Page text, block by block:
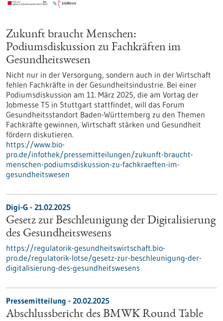
Zukunft braucht Menschen:
Podiumsdiskussion zu Fachkräften im
Gesundheitswesen
Nicht nur in der Versorgung, sondern auch in der Wirtschaft
fehlen Fachkräfte in der Gesundheitsindustrie. Bei einer
Podiumsdiskussion am 11. März 2025, die am Vortag der
Jobmesse T5 in Stuttgart stattfindet, will das Forum
Gesundheitsstandort Baden-Württemberg zu den Themen
Fachkräfte gewinnen, Wirtschaft stärken und Gesundheit
fördern diskutieren.
https://www.bio-
pro.de/infothek/pressemitteilungen/zukunft-braucht-
menschen-podiumsdiskussion-zu-fachkraeften-im-
gesundheitswesen
Digi-G - 21.02.2025
Gesetz zur Beschleunigung der Digitalisierung
des Gesundheitswesens
https://regulatorik-gesundheitswirtschaft.bio-
pro.de/regulatorik-lotse/gesetz-zur-beschleunigung-der-
digitalisierung-des-gesundheitswesens
Pressemitteilung - 20.02.2025
Abschlussbericht des BMWK Round Table